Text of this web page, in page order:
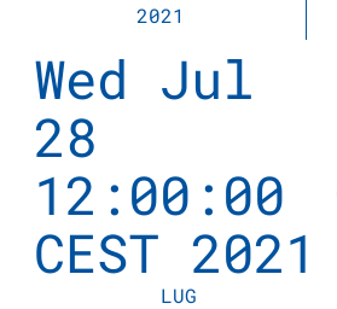
2021
Wed Jul
28
12:00:00
CEST 2021
LUG